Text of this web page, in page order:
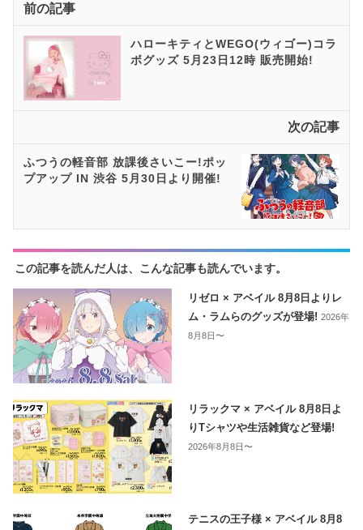
前の記事
ハローキティとWEGO(ウィゴー)コラ
ボグッズ 5月23日12時 販売開始!
次の記事
ふつうの軽音部 放課後さいこー!ポッ
プアップ IN 渋谷 5月30日より開催!
この記事を読んだ人は、こんな記事も読んでいます。
リゼロ × アベイル 8月8日よりレ
ム・ラムらのグッズが登場!2026年
8月8日〜
リラックマ × アベイル 8月8日よ
りTシャツや生活雑貨など登場!
2026年8月8日〜
テニスの王子様 × アベイル 8月8